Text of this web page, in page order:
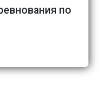
по